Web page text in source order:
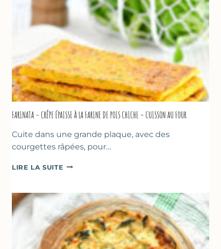
À
MARSEILLE
FARINATA – CRÊPE ÉPAISSE À LA FARINE DE POIS CHICHE – CUISSON AU FOUR
Cuite dans une grande plaque, avec des
courgettes râpées, pour…
LIRE LA SUITE FARINATA
ÉPAISSE
À
LA
FARINE
DE
POIS